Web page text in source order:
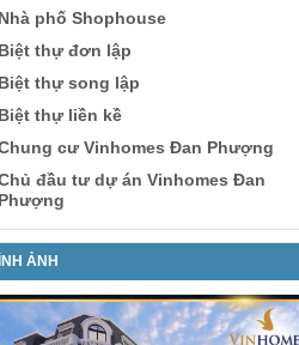
phố Shophouse
thự đơn lập
thự song lập
thự liền kề
cư Vinhomes Đan Phượng
đầu tư dự án Vinhomes Đan
ẢNH